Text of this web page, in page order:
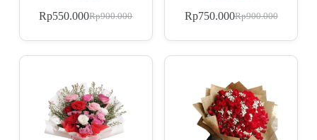
Rp900.000
Rp550.000 Rp900.000
Rp750.000